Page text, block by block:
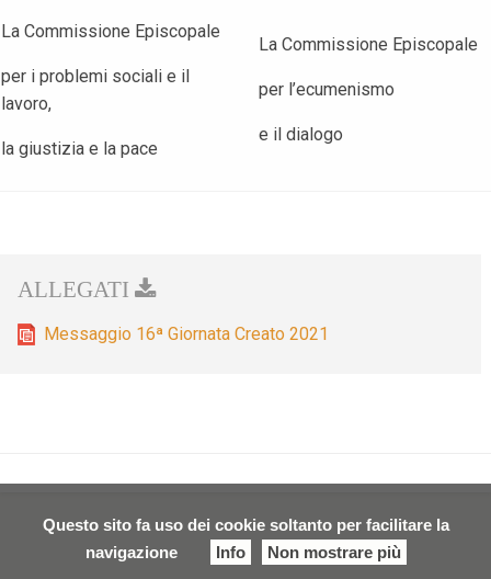
Questo sito fa uso dei cookie soltanto per facilitare la
navigazione
Info Non mostrare più
La Commissione Episcopale
per i problemi sociali e il
lavoro,
la giustizia e la pace
La Commissione Episcopale
per l’ecumenismo
e il dialogo
Messaggio 16ª Giornata Creato 2021